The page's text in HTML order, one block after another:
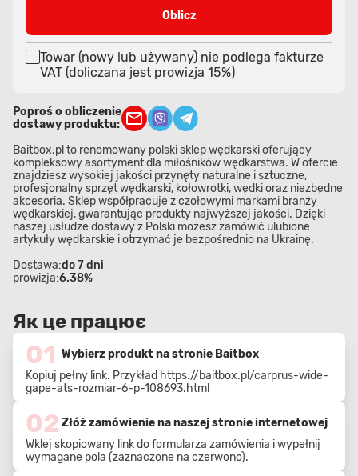
Oblicz
Towar (nowy lub używany) nie podlega fakturze
VAT (doliczana jest prowizja 15%)
Poproś o obliczenie
dostawy produktu:
Baitbox.pl to renomowany polski sklep wędkarski oferujący
kompleksowy asortyment dla miłośników wędkarstwa. W ofercie
znajdziesz wysokiej jakości przynęty naturalne i sztuczne,
profesjonalny sprzęt wędkarski, kołowrotki, wędki oraz niezbędne
akcesoria. Sklep współpracuje z czołowymi markami branży
wędkarskiej, gwarantując produkty najwyższej jakości. Dzięki
naszej usłudze dostawy z Polski możesz zamówić ulubione
artykuły wędkarskie i otrzymać je bezpośrednio na Ukrainę.
Dostawa:do 7 dni
prowizja:6.38%
Як це працює
01 Wybierz produkt na stronie Baitbox
Kopiuj pełny link. Przykład https://baitbox.pl/carprus-wide-
gape-ats-rozmiar-6-p-108693.html
02 Złóż zamówienie na naszej stronie internetowej
Wklej skopiowany link do formularza zamówienia i wypełnij
wymagane pola (zaznaczone na czerwono).